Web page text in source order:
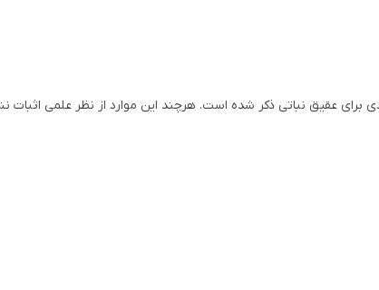
عقیق نباتی ذکر شده است. هرچند این موارد از نظر علمی اثبات